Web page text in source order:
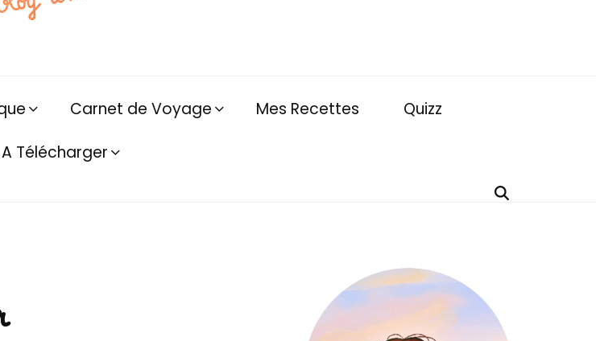
Carnet de Voyage Mes Recettes
Quizz
A Télécharger